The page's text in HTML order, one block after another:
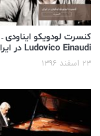
کنسرت لودویکو ایناودی –
Ludovico Einaudi در ایران
۲۳ اسفند ۱۳۹۶